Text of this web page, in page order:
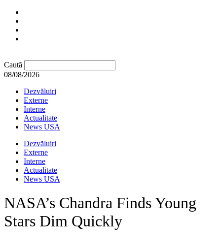
Caută
08/08/2026
Dezvăluiri
Externe
Interne
Actualitate
News USA
Dezvăluiri
Externe
Interne
Actualitate
News USA
NASA’s Chandra Finds Young
Stars Dim Quickly